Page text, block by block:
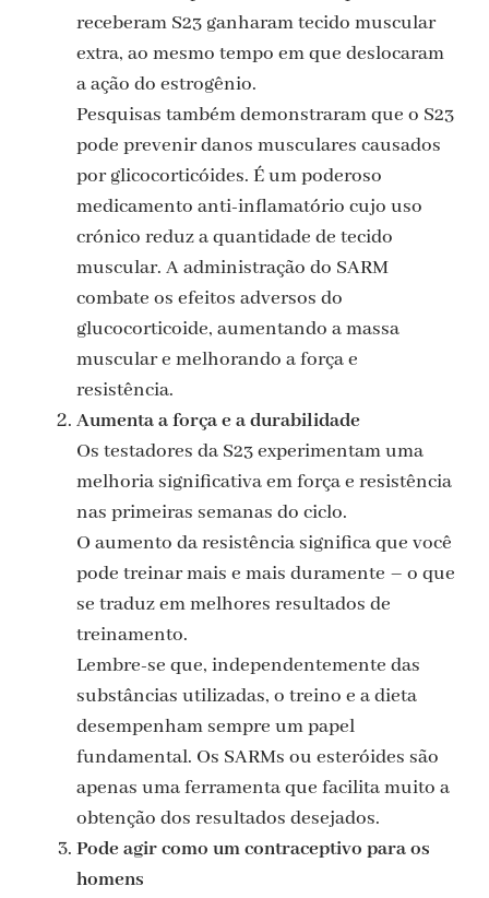
receberam S23 ganharam tecido muscular
extra, ao mesmo tempo em que deslocaram
a ação do estrogênio.
Pesquisas também demonstraram que o S23
pode prevenir danos musculares causados
por glicocorticóides. É um poderoso
medicamento anti-inflamatório cujo uso
crónico reduz a quantidade de tecido
muscular. A administração do SARM
combate os efeitos adversos do
glucocorticoide, aumentando a massa
muscular e melhorando a força e
resistência.
Aumenta a força e a durabilidade
Os testadores da S23 experimentam uma
melhoria significativa em força e resistência
nas primeiras semanas do ciclo.
O aumento da resistência significa que você
pode treinar mais e mais duramente – o que
se traduz em melhores resultados de
treinamento.
Lembre-se que, independentemente das
substâncias utilizadas, o treino e a dieta
desempenham sempre um papel
fundamental. Os SARMs ou esteróides são
apenas uma ferramenta que facilita muito a
obtenção dos resultados desejados.
Pode agir como um contraceptivo para os
homens